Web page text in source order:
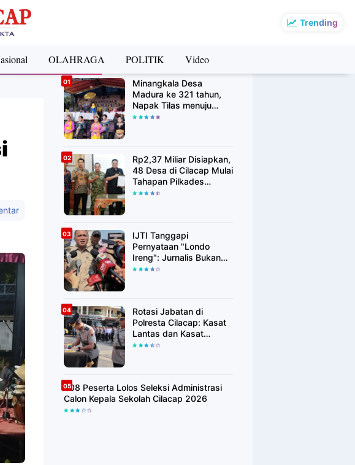
Trending
OLAHRAGA POLITIK Video
Arsip Berita
Minangkala Desa
Madura ke 321 tahun,
Napak Tilas menuju
Kebangkitan
Rp2,37 Miliar Disiapkan,
48 Desa di Cilacap Mulai
Tahapan Pilkades
Serentak Agustus 2026
IJTI Tanggapi
Pernyataan "Londo
Ireng": Jurnalis Bukan
Kaki Tangan Asing, Pers
Rotasi Jabatan di
Polresta Cilacap: Kasat
Lantas dan Kasat
Binmas Resmi Berganti
508 Peserta Lolos Seleksi Administrasi
Calon Kepala Sekolah Cilacap 2026